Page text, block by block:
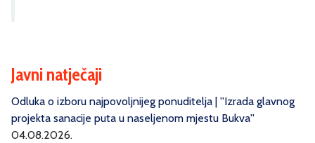
Javni natječaji
Odluka o izboru najpovoljnijeg ponuditelja | ''Izrada glavnog
projekta sanacije puta u naseljenom mjestu Bukva''
04.08.2026.